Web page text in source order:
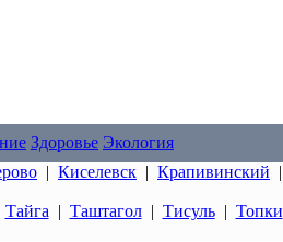
Здоровье Экология
| Киселевск | Крапивинский |
Тайга | Таштагол| Тисуль| Топки